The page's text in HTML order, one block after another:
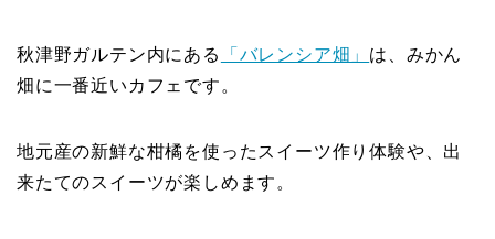
秋津野ガルテン内にある 「バレンシア畑」 は、みかん
畑に一番近いカフェです。
地元産の新鮮な柑橘を使ったスイーツ作り体験や、出
来たてのスイーツが楽しめます。